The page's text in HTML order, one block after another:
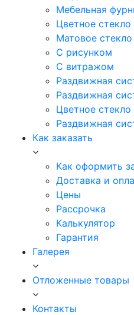
Мебельная
Цветное стекло
Матовое стекло
C рисунком
C витражом
Раздвижная
Раздвижная
Цветное стекло
Раздвижная
Как заказать
Как оформить
Доставка и
Цены
Рассрочка
Калькулятор
Гарантия
Галерея
Отложенные товары
Контакты